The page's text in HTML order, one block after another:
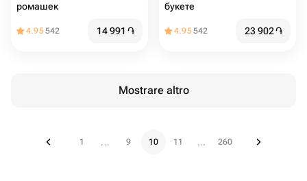
ромашек
4.95542 14 991 ֏
букете
4.95542 23 902֏
Mostrare altro
1 ... 9 10 11 ... 260